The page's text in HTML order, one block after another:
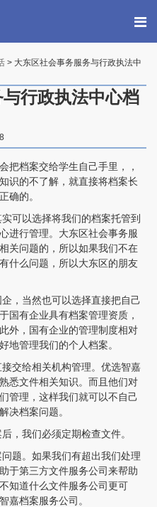
> 大东区社会事务服务与行政执法中
行政执法中心档
档案交给学生自己手里，，
识的不了解，就直接将档案长
确的。
以选择将我们的档案托管到
进行管理。大东区社会事务服
关问题的，所以如果我们不在
什么问题，所以大东区的朋友
当然也可以选择直接把自己
国有企业具有档案管理资质，
外，国有企业的管理制度相对
地管理我们的个人档案。
交给相关机构管理。优选智嘉
悉文件相关知识。而且他们对
管理，这样我们就可以不自己
决档案问题。
我们必须定期检查文件。
。如果我们有超出我们处理
于第三方文件服务公司来帮助
知道什么文件服务公司更可
嘉档案服务公司。
【申请成功】
【申请成功】
【申请成功】